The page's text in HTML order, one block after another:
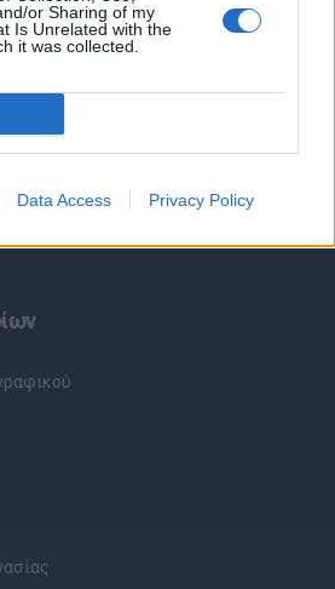
or Sharing of my
Is Unrelated with the
it was collected.
Data Access Privacy Policy